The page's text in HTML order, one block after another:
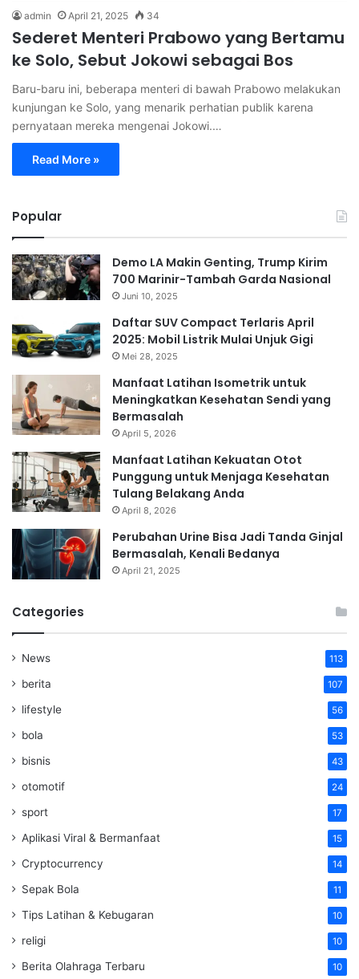
admin April 21, 2025 34
Sederet Menteri Prabowo yang Bertamu
ke Solo, Sebut Jokowi sebagai Bos
Baru-baru ini, beberapa menteri di bawah Prabowo melakukan
kunjungan ke Solo, yang menarik perhatian publik karena
pernyataan mereka mengenai Jokowi.…
Read More »
Popular
Demo LA Makin Genting, Trump Kirim
700 Marinir-Tambah Garda Nasional
Juni 10, 2025
Daftar SUV Compact Terlaris April
2025: Mobil Listrik Mulai Unjuk Gigi
Mei 28, 2025
Manfaat Latihan Isometrik untuk
Meningkatkan Kesehatan Sendi yang
Bermasalah
April 5, 2026
Manfaat Latihan Kekuatan Otot
Punggung untuk Menjaga Kesehatan
Tulang Belakang Anda
April 8, 2026
Perubahan Urine Bisa Jadi Tanda Ginjal
Bermasalah, Kenali Bedanya
April 21, 2025
Categories
News 113
berita 107
lifestyle 56
bola 53
bisnis 43
otomotif 24
sport 17
Aplikasi Viral & Bermanfaat 15
Cryptocurrency 14
Sepak Bola 11
Tips Latihan & Kebugaran 10
religi 10
Berita Olahraga Terbaru 10